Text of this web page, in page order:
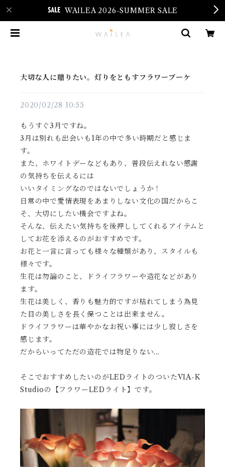
WAILEA 2026-SUMMER SALE
大切な人に贈りたい。灯りをともすフラワーブーケ
2020/02/28 10:55
もうすぐ3月ですね。
3月は別れも出会いも1年の中で多い時期だと感じま
す。
また、ホワイトデーなどもあり、普段伝えれない感謝
の気持ちを伝えるには
いいタイミングなのではないでしょうか！
日常の中で愛情表現をあまりしない文化の国だからこ
そ、大切にしたい機会ですよね。
そんな、伝えたい気持ちを後押ししてくれるアイテムと
してお花を添えるのがおすすめです。
お花と一言に言っても様々な種類があり、スタイルも
様々です。
生花は勿論のこと、ドライフラワーや造花などがあり
ます。
生花は美しく、香りも魅力的ですが枯れてしまう為見
た目の美しさを長く保つことは出来ません。
ドライフラワーは華やかなお祝い事には少し寂しさを
感じます。
だからいってただの造花では物足りない…
そこでおすすめしたいのがLEDライトのついたVIA-K
Studioの【フラワーLEDライト】です。